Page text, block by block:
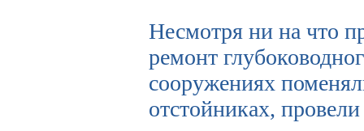
Несмотря ни на что
ремонт
сооружениях
отстойниках,